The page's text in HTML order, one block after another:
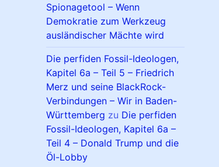
Spionagetool – Wenn
Demokratie zum Werkzeug
ausländischer Mächte wird
Die perfiden Fossil-Ideologen,
Kapitel 6a – Teil 5 – Friedrich
Merz und seine BlackRock-
Verbindungen – Wir in Baden-
Württemberg zu Die perfiden
Fossil-Ideologen, Kapitel 6a –
Teil 4 – Donald Trump und die
Öl-Lobby